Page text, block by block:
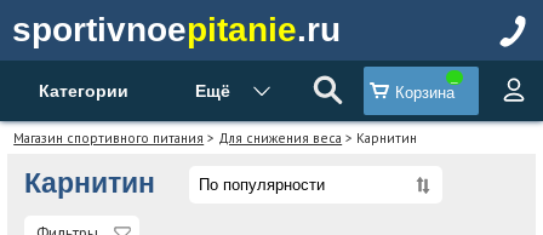
sportivnoepitanie.ru
Категории Ещё Корзина
Магазин спортивного питания > Для снижения веса > Карнитин
Карнитин